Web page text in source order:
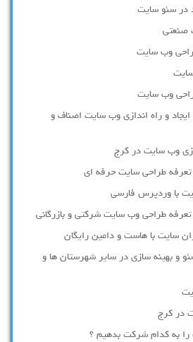
در سئو سایت
صنعتی
وب سایت
وب سایت
و راه اندازی وب سایت اصناف و
وب سایت در کرج
طراحی سایت حرفه ای
با وردپرس فارسی
طراحی وب سایت شرکتی و بازرگانی
سایت با هاست و دامین رایگان
و بهینه سازی در سایر شهرستان ها و
در کرج
را به کدام شرکت بدهیم ؟